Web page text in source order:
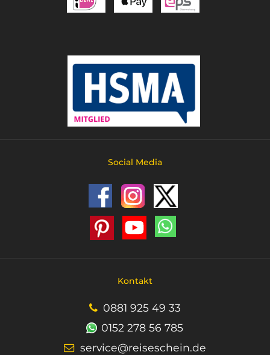
Social Media
Kontakt
0881 925 49 33
0152 278 56 785
service@reiseschein.de